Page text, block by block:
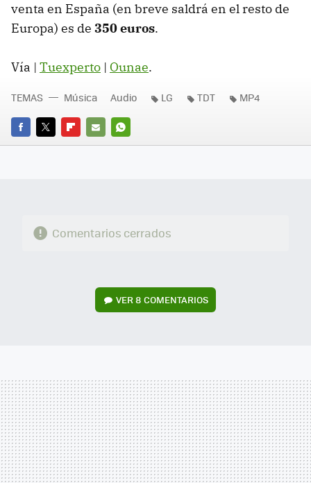
venta en España (en breve saldrá en el resto de
Europa) es de 350 euros.
Vía | Tuexperto | Ounae.
FACEBOOK
TWITTERFLIPBOARD
E-
WHATSAPP
TEMAS Música Audio LG TDT MP4
Comentarios cerrados
VER8 COMENTARIOS